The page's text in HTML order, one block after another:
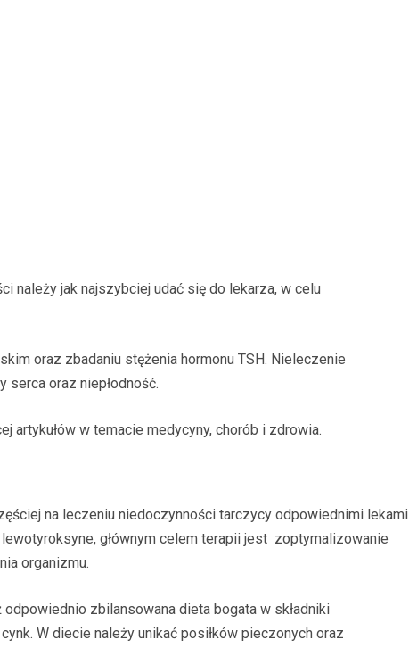
należy jak najszybciej udać się do lekarza, w celu
oraz zbadaniu stężenia hormonu TSH. Nieleczenie
oraz niepłodność.
artykułów w temacie medycyny, chorób i zdrowia.
na leczeniu niedoczynności tarczycy odpowiednimi lekami
głównym celem terapii jest zoptymalizowanie
organizmu.
zbilansowana dieta bogata w składniki
W diecie należy unikać posiłków pieczonych oraz